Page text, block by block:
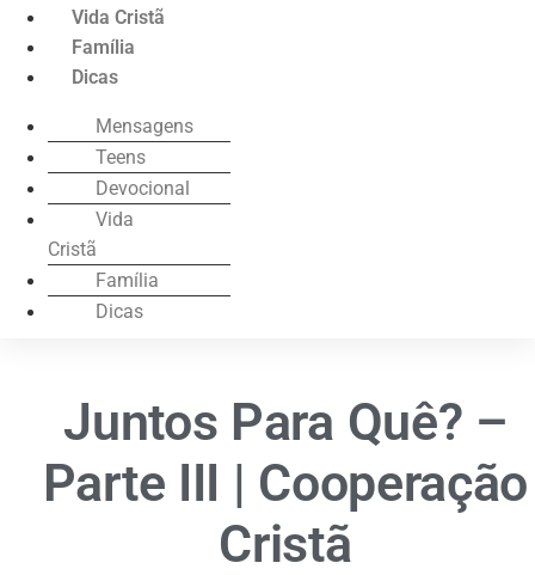
Vida Cristã
Família
Dicas
Mensagens
Teens
Devocional
Vida
Cristã
Família
Dicas
Juntos Para Quê? –
Parte III | Cooperação
Cristã